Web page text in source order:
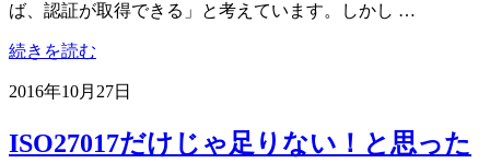
ば、認証が取得できる」と考えています。しかし …
続きを読む
2016年10月27日
ISO27017だけじゃ足りない！と思った